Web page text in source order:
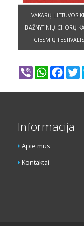
VAKARŲ LIETUVOS
BAŽNYTINIŲ CHORŲ
GIESMIŲ
ViberWhatsApp
Informacija
Apie mus
Kontaktai